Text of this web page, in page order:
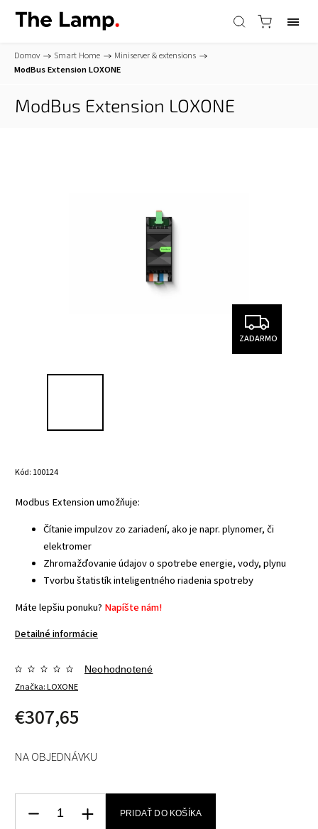
Domov / Smart Home / Miniserver & extensions /
ModBus ExtensionLOXONE
ModBus Extension LOXONE
ZADARMO
Kód: 100124
Modbus Extension umožňuje:
Čítanie impulzov zo zariadení, ako je napr. plynomer, či
elektromer
Zhromažďovanie údajov o spotrebe energie, vody, plynu
Tvorbu štatistík inteligentného riadenia spotreby
Máte lepšiu ponuku? Napíšte nám!
Detailné informácie
Značka:LOXONE
Neohodnotené
€307,65
NA OBJEDNÁVKU
PRIDAŤ DO KOŠÍKA